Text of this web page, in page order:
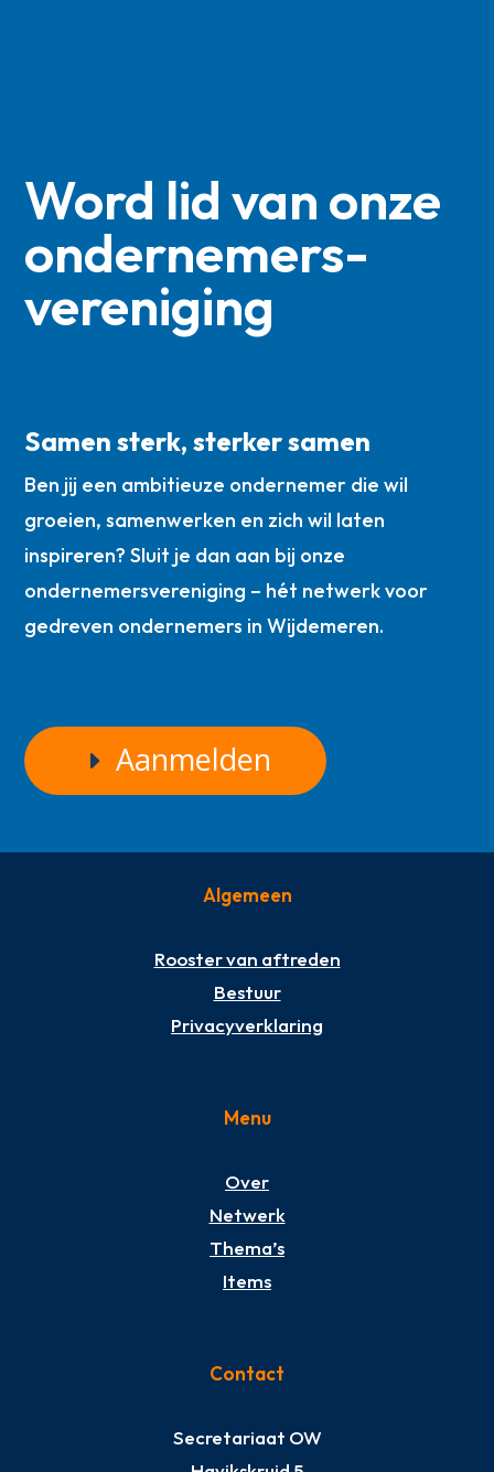
Word lid van onze
ondernemers­
vereniging
Samen sterk, sterker samen
Ben jij een ambitieuze ondernemer die wil
groeien, samenwerken en zich wil laten
inspireren? Sluit je dan aan bij onze
ondernemersvereniging – hét netwerk voor
gedreven ondernemers in Wijdemeren.
Aanmelden
Algemeen
Rooster van aftreden
Bestuur
Privacyverklaring
Menu
Over
Netwerk
Thema’s
Items
Contact
Secretariaat OW